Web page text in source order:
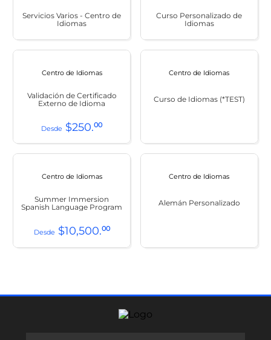
Servicios Varios - Centro de
Idiomas
Curso Personalizado de
Idiomas
Centro de Idiomas
Validación de Certificado
Externo de Idioma
$250.00
Centro de Idiomas
Curso de Idiomas (*TEST)
Centro de Idiomas
Summer Immersion
Spanish Language Program
$10,500.00
Centro de Idiomas
Alemán Personalizado